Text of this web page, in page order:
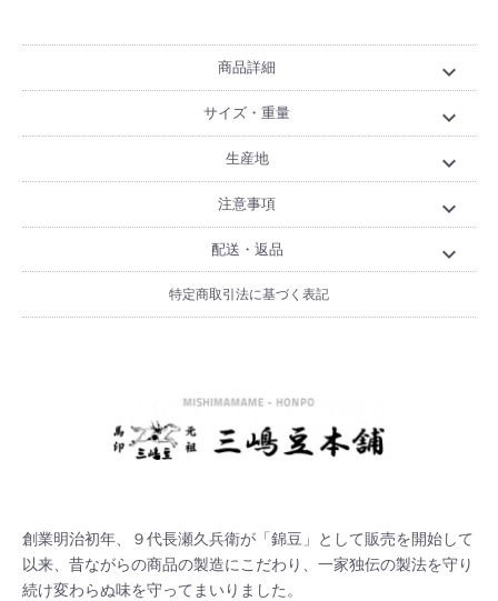
商品詳細 expand_more
サイズ・重量 expand_more
生産地 expand_more
注意事項 expand_more
配送・返品 expand_more
特定商取引法に基づく表記
創業明治初年、９代長瀬久兵衛が「錦豆」として販売を開始して
以来、昔ながらの商品の製造にこだわり、一家独伝の製法を守り
続け変わらぬ味を守ってまいりました。